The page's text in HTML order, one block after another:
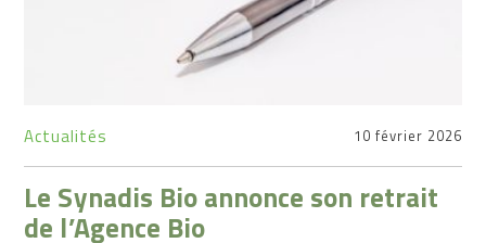
Actualités 10 février 2026
Le Synadis Bio annonce son retrait
de l’Agence Bio